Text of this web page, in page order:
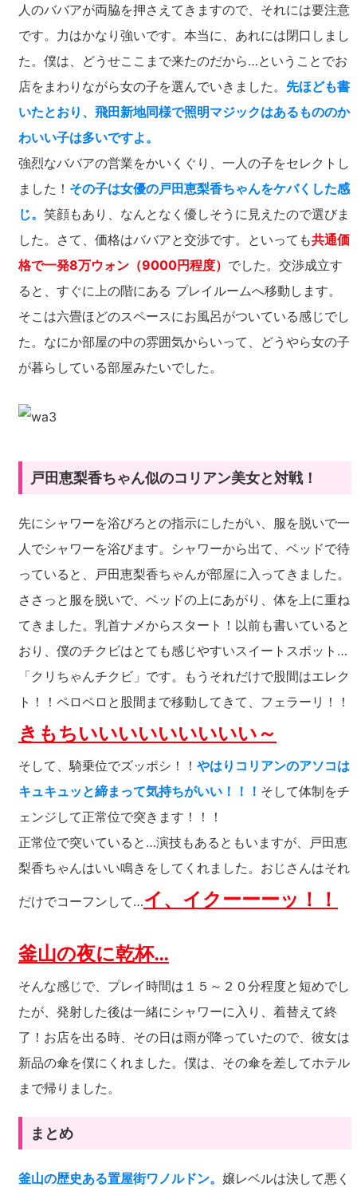
人のババアが両脇を押さえてきますので、それには要注意
です。力はかなり強いです。本当に、あれには閉口しまし
た。僕は、どうせここまで来たのだから…ということでお
店をまわりながら女の子を選んでいきました。 先ほども書
いたとおり、飛田新地同様で照明マジックはあるもののか
わいい子は多いですよ。
強烈なババアの営業をかいくぐり、一人の子をセレクトし
ました！ その子は女優の戸田恵梨香ちゃんをケバくした感
じ。 笑顔もあり、なんとなく優しそうに見えたので選びま
した。さて、価格はババアと交渉です。といっても共通価
格で一発8万ウォン（9000円程度） でした。交渉成立す
ると、すぐに上の階にある プレイルームへ移動します。
そこは六畳ほどのスペースにお風呂がついている感じでし
た。なにか部屋の中の雰囲気からいって、どうやら女の子
が暮らしている部屋みたいでした。
戸田恵梨香ちゃん似のコリアン美女と対戦！
先にシャワーを浴びろとの指示にしたがい、服を脱いで一
人でシャワーを浴びます。シャワーから出て、ベッドで待
っていると、戸田恵梨香ちゃんが部屋に入ってきました。
ささっと服を脱いで、ベッドの上にあがり、体を上に重ね
てきました。乳首ナメからスタート！以前も書いていると
おり、僕のチクビはとても感じやすいスイートスポット…
「クリちゃんチクビ」です。もうそれだけで股間はエレク
ト！！ペロペロと股間まで移動してきて、フェラーリ！！
きもちいいいいいいいいい～
そして、騎乗位でズッポシ！！ やはりコリアンのアソコは
キュキュッと締まって気持ちがいい！！！ そして体制をチ
ェンジして正常位で突きます！！！
正常位で突いていると…演技もあるともいますが、戸田恵
梨香ちゃんはいい鳴きをしてくれました。おじさんはそれ
だけでコーフンして…イ、イクーーーッ！！
釜山の夜に乾杯…
そんな感じで、プレイ時間は１５～２０分程度と短めでし
たが、発射した後は一緒にシャワーに入り、着替えて終
了！お店を出る時、その日は雨が降っていたので、彼女は
新品の傘を僕にくれました。僕は、その傘を差してホテル
まで帰りました。
まとめ
釜山の歴史ある置屋街ワノルドン。 嬢レベルは決して悪く